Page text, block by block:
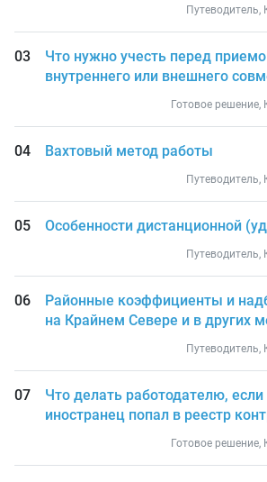
Путеводитель,
Что нужно учесть перед
внутреннего или внешнего
Готовое
Вахтовый метод работы
Путеводитель,
Особенности дистанционной
Путеводитель,
Районные коэффициенты и
на Крайнем Севере и в других
Путеводитель,
Что делать работодателю, если
иностранец попал в реестр
Готовое